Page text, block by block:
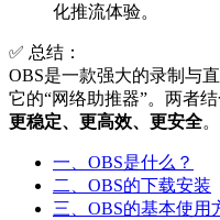
化推流体验。
✅ 总结：
OBS是一款强大的录制与
它的“网络助推器”。两者
更稳定、更高效、更安全。
一、OBS是什么？
二、OBS的下载安装
三、OBS的基本使用